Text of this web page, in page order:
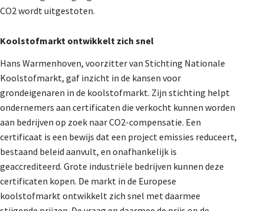
CO2 wordt uitgestoten.
Koolstofmarkt ontwikkelt zich snel
Hans Warmenhoven, voorzitter van Stichting Nationale
Koolstofmarkt, gaf inzicht in de kansen voor
grondeigenaren in de koolstofmarkt. Zijn stichting helpt
ondernemers aan certificaten die verkocht kunnen worden
aan bedrijven op zoek naar CO2-compensatie. Een
certificaat is een bewijs dat een project emissies reduceert,
bestaand beleid aanvult, en onafhankelijk is
geaccrediteerd. Grote industriële bedrijven kunnen deze
certificaten kopen. De markt in de Europese
koolstofmarkt ontwikkelt zich snel met daarmee